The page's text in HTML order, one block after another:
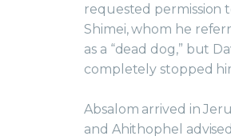
requested permission
Shimei, whom he
as a “dead dog,” but
completely stopped
Absalom arrived in
and Ahithophel advised